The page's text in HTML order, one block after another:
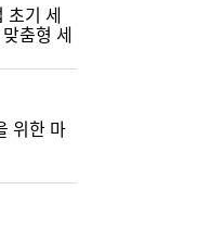
초기 세
춤형 세
위한 마